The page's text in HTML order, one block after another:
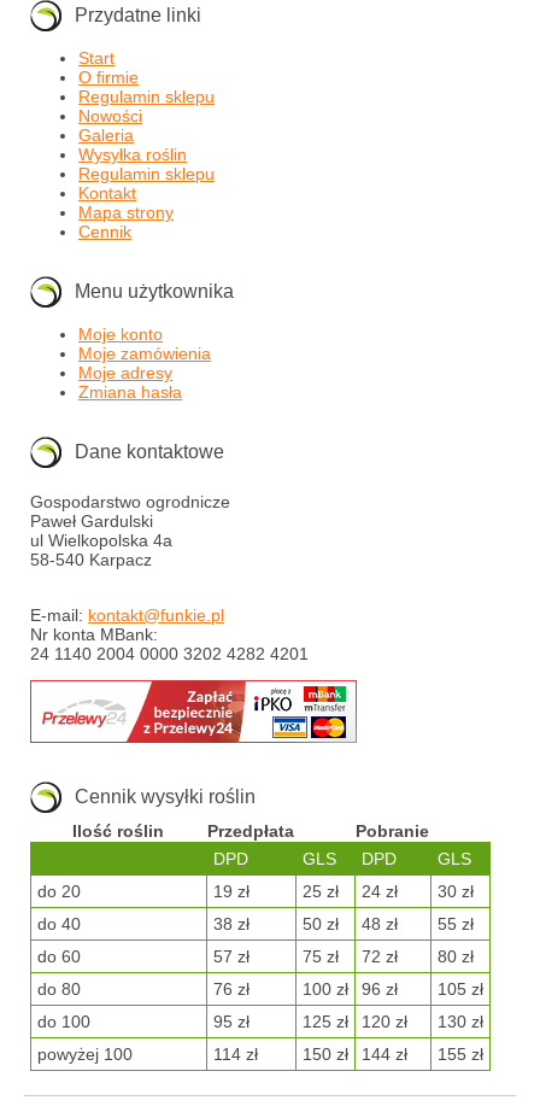
Przydatne linki
Start
O firmie
Regulamin sklepu
Nowości
Galeria
Wysyłka roślin
Regulamin sklepu
Kontakt
Mapa strony
Cennik
Menu użytkownika
Moje konto
Moje zamówienia
Moje adresy
Zmiana hasła
Dane kontaktowe
Gospodarstwo ogrodnicze
Paweł Gardulski
ul Wielkopolska 4a
58-540 Karpacz
E-mail: kontakt@funkie.pl
Nr konta MBank:
24 1140 2004 0000 3202 4282 4201
Cennik wysyłki roślin
Ilość roślin Przedpłata
Pobranie
DPD
GLS DPD
GLS
do 20
19 zł 25 zł 24 zł
30 zł
do 40
38 zł 50 zł 48 zł
55 zł
do 60
57 zł 75 zł 72 zł
80 zł
do 80
76 zł 100 zł 96 zł
105 zł
do 100
95 zł 125 zł 120 zł
130 zł
powyżej 100
114 zł 150 zł 144 zł 155 zł